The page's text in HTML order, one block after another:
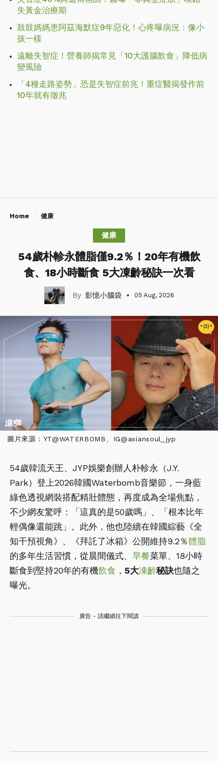
失黃金治療期
鼓鼓媽媽患阿茲海默症9年惡化！心疼曝病況：像小
孩一樣
遠離失智症！營養師揭常見「10大護腦飲食」降低病
變風險
「4種走路姿勢」恐是失智症前兆！重症醫揭發作前
10年就有徵兆
Home 健康
健康
54歲朴軫永體脂僅9.2％！20年有機飲
食、18小時斷食 5大凍齡秘訣一次看
影憶小腦袋 05 Aug, 2026
圖片來源：YT@WATERBOMB、IG@asiansoul_jyp
54歲韓流天王、JYP娛樂創辦人朴軫永（J.Y.
Park）登上2026韓國Waterbomb音樂節，一身藍
綠色透視網裝搭配精壯體態，再度成為全場焦點，
不少網友驚呼：「這真的是50歲嗎」、「根本比年
輕偶像還能跳」。此外，他也陸續在韓國綜藝《全
知干預視角》、《拜託了冰箱》公開維持9.2％體脂
的多年生活習慣，從晨間儀式、 早餐菜單、18小時
斷食到堅持20年的有機飲食 ， 5大凍齡秘訣也隨之
曝光。
廣告 - 請繼續往下閱讀